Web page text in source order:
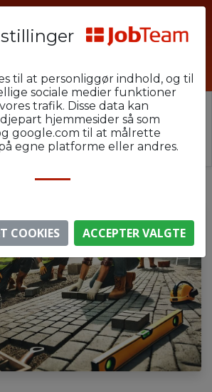
jobannonce er udløbet.
længere aktiv, men du kan
annoncer her.
til at personliggør indhold, og til
sociale medier funktioner
trafik. Disse data kan
hjemmesider så som
google.com til at målrette
egne platforme eller andres.
COOKIES ACCEPTER VALGTE